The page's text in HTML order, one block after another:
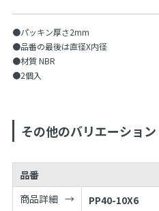
●パッキン厚さ2mm
●品番の最後は直径X内径
●材質 NBR
●2個入
その他のバリエーション
品番
商品詳細
PP40-10X6